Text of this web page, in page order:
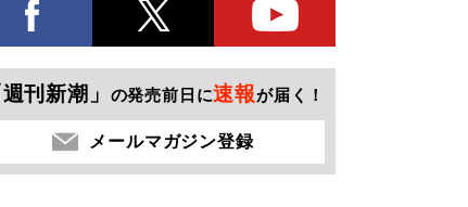
週刊新潮」 の発売前日に速報が届く！
メールマガジン登録